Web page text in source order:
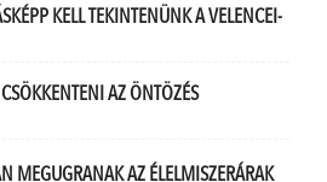
KELL TEKINTENÜNK A VELENCEI-
AZ ÖNTÖZÉS
MEGUGRANAK AZ ÉLELMISZERÁRAK